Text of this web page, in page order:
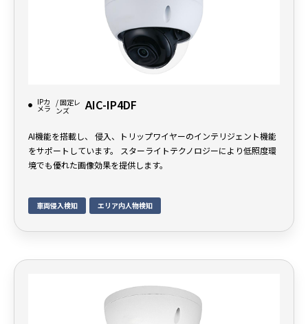
IPカ
メラ
/ 固定レ
ンズ
AIC-IP4DF
AI機能を搭載し、 侵入、トリップワイヤーのインテリジェント機能
をサポートしています。 スターライトテクノロジーにより低照度環
境でも優れた画像効果を提供します。
車両侵入検知 エリア内人物検知